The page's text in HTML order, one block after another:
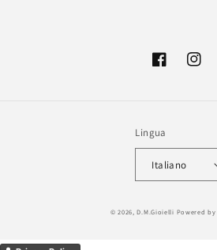
Facebook
Lingua
Italiano
© 2026,D.M.Gioielli Powered